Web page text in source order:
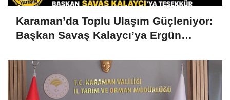
Karaman’da Toplu Ulaşım Güçleniyor:
Başkan Savaş Kalaycı’ya Ergün